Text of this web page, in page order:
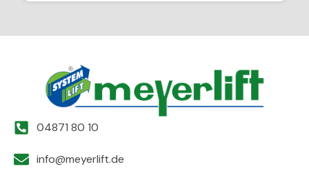
04871 80 10
info@meyerlift.de